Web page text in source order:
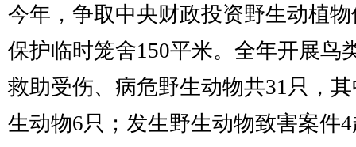
今年，争取中央财政投资野生动植
保护临时笼舍150平米。全年开展鸟
救助受伤、病危野生动物共31只，
生动物6只；发生野生动物致害案件